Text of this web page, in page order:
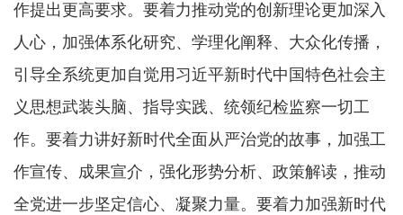
作提出更高要求。要着力推动党的创新理论更加深入
人心，加强体系化研究、学理化阐释、大众化传播，
引导全系统更加自觉用习近平新时代中国特色社会主
义思想武装头脑、指导实践、统领纪检监察一切工
作。要着力讲好新时代全面从严治党的故事，加强工
作宣传、成果宣介，强化形势分析、政策解读，推动
全党进一步坚定信心、凝聚力量。要着力加强新时代